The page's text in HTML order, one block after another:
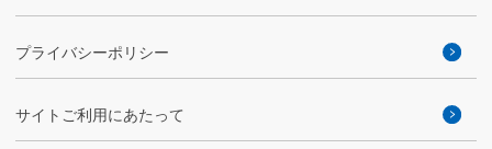
プライバシーポリシー
サイトご利用にあたって